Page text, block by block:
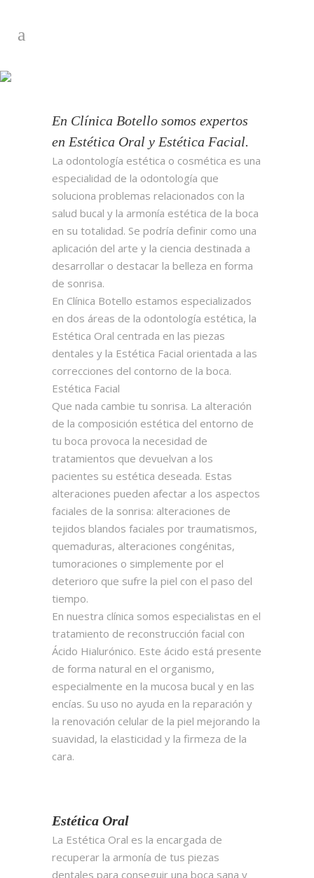
En Clínica Botello somos expertos
en Estética Oral y Estética Facial.
La odontología estética o cosmética es una
especialidad de la odontología que
soluciona problemas relacionados con la
salud bucal y la armonía estética de la boca
en su totalidad. Se podría definir como una
aplicación del arte y la ciencia destinada a
desarrollar o destacar la belleza en forma
de sonrisa.
En Clínica Botello estamos especializados
en dos áreas de la odontología estética, la
Estética Oral centrada en las piezas
dentales y la Estética Facial orientada a las
correcciones del contorno de la boca.
Estética Facial
Que nada cambie tu sonrisa. La alteración
de la composición estética del entorno de
tu boca provoca la necesidad de
tratamientos que devuelvan a los
pacientes su estética deseada. Estas
alteraciones pueden afectar a los aspectos
faciales de la sonrisa: alteraciones de
tejidos blandos faciales por traumatismos,
quemaduras, alteraciones congénitas,
tumoraciones o simplemente por el
deterioro que sufre la piel con el paso del
tiempo.
En nuestra clínica somos especialistas en el
tratamiento de reconstrucción facial con
Ácido Hialurónico. Este ácido está presente
de forma natural en el organismo,
especialmente en la mucosa bucal y en las
encías. Su uso no ayuda en la reparación y
la renovación celular de la piel mejorando la
suavidad, la elasticidad y la firmeza de la
cara.
Estética Oral
La Estética Oral es la encargada de
recuperar la armonía de tus piezas
dentales para conseguir una boca sana y